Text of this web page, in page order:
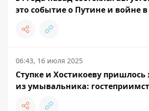
это событие о Путине и войне
06:43, 16 июля 2025
Ступке и Хостикоеву пришлось
из умывальника: